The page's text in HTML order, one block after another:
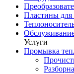
Пластины для
Услуги
Промывка